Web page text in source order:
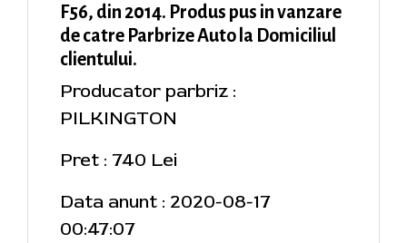
F56, din 2014. Produs pus in vanzare
de catre Parbrize Auto la Domiciliul
clientului.
Producator parbriz :
PILKINGTON
Pret : 740 Lei
Data anunt : 2020-08-17
00:47:07